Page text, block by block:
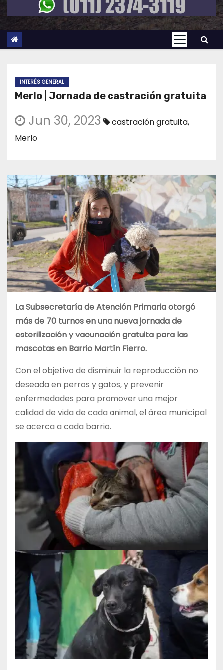
INTERÉS GENERAL
Merlo | Jornada de castración gratuita
Jun 30, 2023 castración gratuita,
Merlo
La Subsecretaría de Atención Primaria otorgó
más de 70 turnos en una nueva jornada de
esterilización y vacunación gratuita para las
mascotas en Barrio Martín Fierro.
Con el objetivo de disminuir la reproducción no
deseada en perros y gatos, y prevenir
enfermedades para promover una mejor
calidad de vida de cada animal, el área municipal
se acerca a cada barrio.